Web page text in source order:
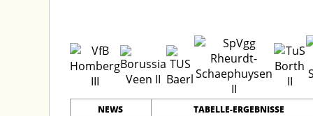
NEWS TABELLE-ERGEBNISSE